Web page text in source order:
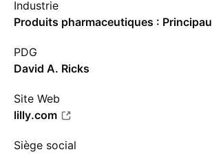
Industrie
Produits pharmaceutiques :
PDG
David A. Ricks
Site Web
lilly.com
Siège social